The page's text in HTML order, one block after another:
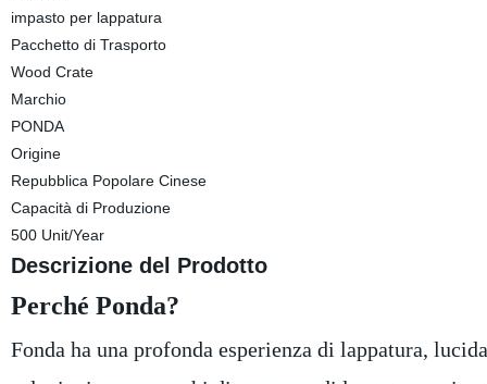
impasto per lappatura
Pacchetto di Trasporto
Wood Crate
Marchio
PONDA
Origine
Repubblica Popolare Cinese
Capacità di Produzione
500 Unit/Year
Descrizione del Prodotto
Perché Ponda?
Fonda ha una profonda esperienza di lappatura,